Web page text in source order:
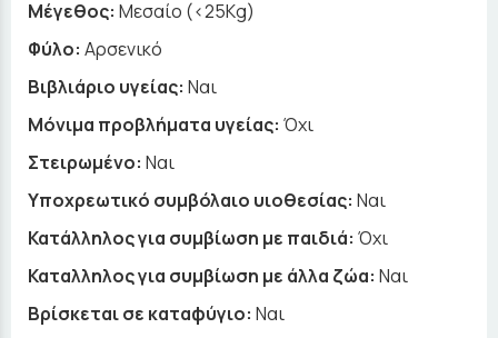
Μέγεθος: Μεσαίο (<25Kg)
Φύλο: Αρσενικό
Βιβλιάριο υγείας: Ναι
Μόνιμα προβλήματα υγείας: Όχι
Στειρωμένο: Ναι
Υποχρεωτικό συμβόλαιο υιοθεσίας: Ναι
Κατάλληλος για συμβίωση με παιδιά: Όχι
Καταλληλος για συμβίωση με άλλα ζώα: Ναι
Βρίσκεται σε καταφύγιο: Ναι